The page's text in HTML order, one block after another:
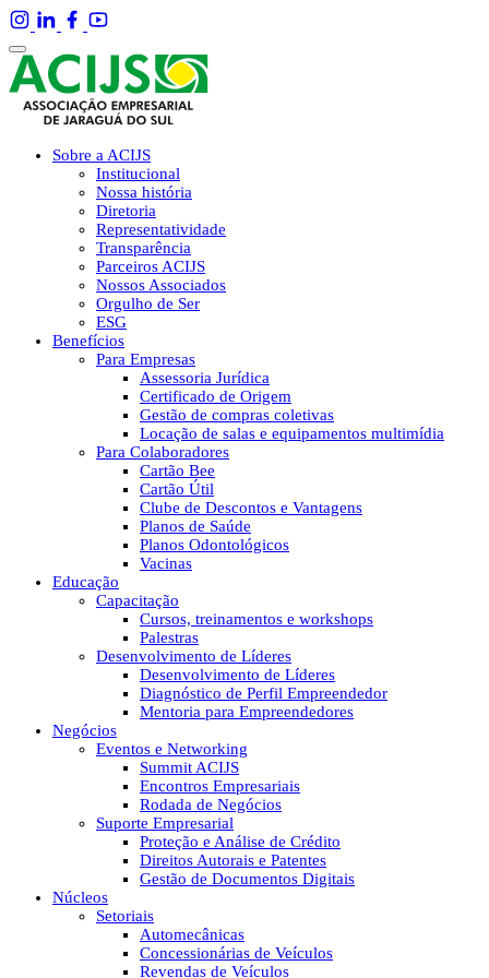
Sobre a ACIJS
Institucional
Nossa história
Diretoria
Representatividade
Transparência
Parceiros ACIJS
Nossos Associados
Orgulho de Ser
ESG
Benefícios
Para Empresas
Assessoria Jurídica
Certificado de Origem
Gestão de compras coletivas
Locação de salas e equipamentos multimídia
Para Colaboradores
Cartão Bee
Cartão Útil
Clube de Descontos e Vantagens
Planos de Saúde
Planos Odontológicos
Vacinas
Educação
Capacitação
Cursos, treinamentos e workshops
Palestras
Desenvolvimento de Líderes
Desenvolvimento de Líderes
Diagnóstico de Perfil Empreendedor
Mentoria para Empreendedores
Negócios
Eventos e Networking
Summit ACIJS
Encontros Empresariais
Rodada de Negócios
Suporte Empresarial
Proteção e Análise de Crédito
Direitos Autorais e Patentes
Gestão de Documentos Digitais
Núcleos
Setoriais
Automecânicas
Concessionárias de Veículos
Revendas de Veículos